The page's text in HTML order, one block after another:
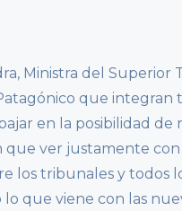
Ministra del
que
en la posibilidad
ver justamente con
los tribunales y todos
que viene con las